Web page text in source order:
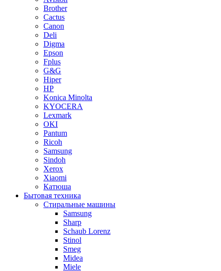
Brother
Cactus
Canon
Deli
Digma
Epson
Fplus
G&G
Hiper
HP
Konica Minolta
KYOCERA
Lexmark
OKI
Pantum
Ricoh
Samsung
Sindoh
Xerox
Xiaomi
Катюша
Бытовая техника
Стиральные машины
Samsung
Sharp
Schaub Lorenz
Stinol
Smeg
Midea
Miele